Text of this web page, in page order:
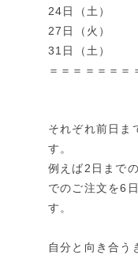
24日（土）
27日（火）
31日（土）
＝＝＝＝＝＝＝
それぞれ前日ま
す。
例えば2日まで
でのご注文を6
す。
自分と向き合う